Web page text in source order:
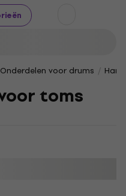
Onderdelen voor drums
toms